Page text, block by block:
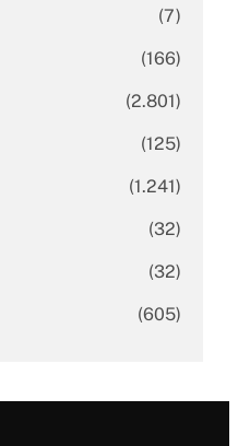
(7)
(166)
(2.801)
(125)
(1.241)
(32)
(32)
(605)